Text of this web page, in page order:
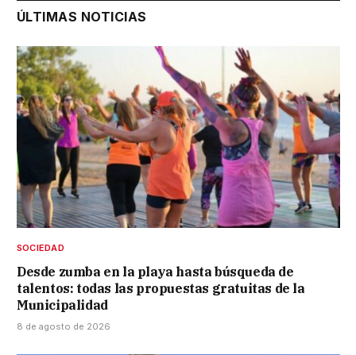
ÚLTIMAS NOTICIAS
SOCIEDAD
Desde zumba en la playa hasta búsqueda de
talentos: todas las propuestas gratuitas de la
Municipalidad
8 de agosto de 2026